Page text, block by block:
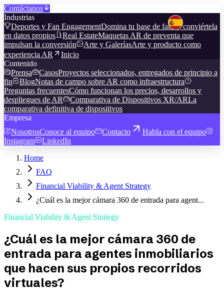
Contáctanos
Industrias
Deportes y Fan EngagementDomina tu base de fans y conviértela
en datos propios
Real EstateMaquetas AR de preventa que
impulsan la conversión
Arte y GaleríasArte y producto como
experiencia AR
Inicio
Contenido
Prensa
CasosProyectos seleccionados, entregados de principio a
fin
BlogNotas de campo sobre AR como infraestructura
Preguntas frecuentesCómo funcionan los precios, desarrollos y
despliegues de AR
Comparativa de Dispositivos XR/ARLa
comparativa definitiva de dispositivos
Empresa
NosotrosConoce al equipo Contacto
Habla con el equipo
Instagram
LinkedIn
Home
FAQ
Financial Viability & Agent Strategy
¿Cuál es la mejor cámara 360 de entrada para agent...
Financial Viability & Agent Strategy
¿Cuál es la mejor cámara 360 de
entrada para agentes inmobiliarios
que hacen sus propios recorridos
virtuales?